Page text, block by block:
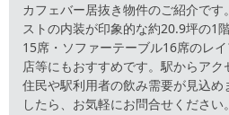
カフェバー居抜き物件のご紹介で
ストの内装が印象的な約20.9坪の1
15席・ソファーテーブル16席のレ
店等にもおすすめです。駅からア
住民や駅利用者の飲み需要が見込め
したら、お気軽にお問合せください。